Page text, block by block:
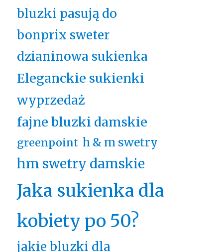
bluzki pasują do
bonprix sweter
dzianinowa sukienka
Eleganckie sukienki
wyprzedaż
fajne bluzki damskie
greenpoint h & m swetry
hm swetry damskie
Jaka sukienka dla
kobiety po 50?
jakie bluzki dla